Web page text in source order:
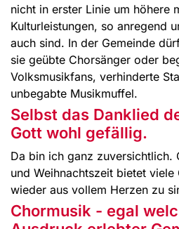
nicht in erster Linie um höhere
Kulturleistungen, so anregend
auch sind. In der Gemeinde
sie geübte Chorsänger oder
Volksmusikfans, verhinderte
unbegabte Musikmuffel.
Selbst das Danklied
Gott wohl gefällig.
Da bin ich ganz zuversichtlich.
und Weihnachtszeit bietet viele
wieder aus vollem Herzen zu
Chormusik - egal